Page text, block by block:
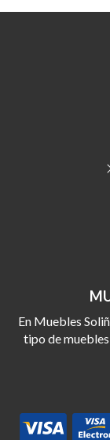
En Muebles
tipo de